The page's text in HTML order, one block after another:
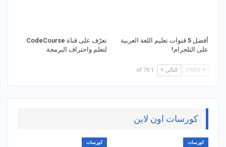
أفضل 5 قنوات تعليم اللغة العربية
على التلجرام!
تعرّف على قناة CodeCourse
لتعلم واحتراف البرمجة
التالي 1 of 75
كورسات اون لاين
كورسات كورسات